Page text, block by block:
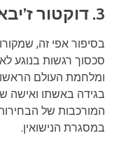
3. דוקטור ז’יבאגו
בסיפור אפי זה,
סכסוך רגשות בנוגע
ומלחמת העולם
בגידה באשתו ואישה
המורכבות של
במסגרת הנישואין.